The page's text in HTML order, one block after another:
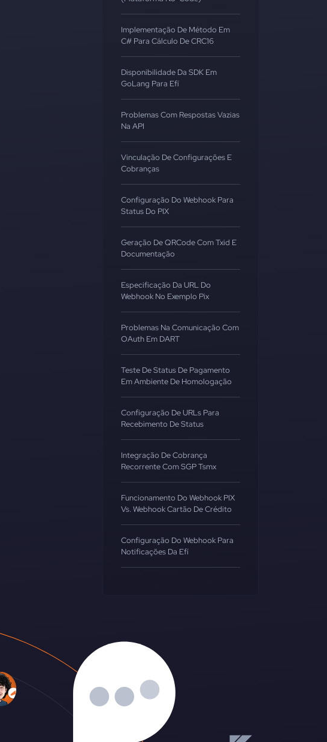
Implementação De Método Em
C# Para Cálculo De CRC16
Disponibilidade Da SDK Em
GoLang Para Efí
Problemas Com Respostas Vazias
Na API
Vinculação De Configurações E
Cobranças
Configuração Do Webhook Para
Status Do PIX
Geração De QRCode Com Txid E
Documentação
Especificação Da URL Do
Webhook No Exemplo Pix
Problemas Na Comunicação Com
OAuth Em DART
Teste De Status De Pagamento
Em Ambiente De Homologação
Configuração De URLs Para
Recebimento De Status
Integração De Cobrança
Recorrente Com SGP Tsmx
Funcionamento Do Webhook PIX
Vs. Webhook Cartão De Crédito
Configuração Do Webhook Para
Notificações Da Efí